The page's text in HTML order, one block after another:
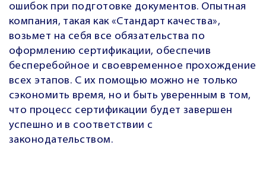
ошибок при подготовке документов. Опытная
компания, такая как «Стандарт качества»,
возьмет на себя все обязательства по
оформлению сертификации, обеспечив
бесперебойное и своевременное прохождение
всех этапов. С их помощью можно не только
сэкономить время, но и быть уверенным в том,
что процесс сертификации будет завершен
успешно и в соответствии с
законодательством.